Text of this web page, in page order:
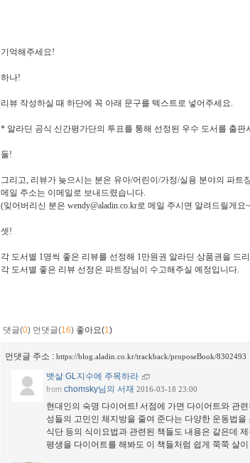
기억해주세요!
하나!
리뷰 작성하실 때 하단에 꼭 아래 문구를 텍스트로 넣어주세요.
* 알라딘 공식 신간평가단의 투표를 통해 선정된 우수 도서를 출판
둘!
그리고, 리뷰가 늦으시는 분은 유아/어린이/가정/실용 분야의 파트
메일 주소는 이메일로 보내드렸습니다.
(잊어버리신 분은 wendy@aladin.co.kr로 메일 주시면 알려드릴게요
셋!
각 도서별 1명씩 좋은 리뷰를 선정해 1만원권 알라딘 상품권을 드
각 도서별 좋은 리뷰 선정은 파트장님이 수고해주실 예정입니다.
댓글(0) 먼댓글(16) 좋아요(1)
먼댓글 주소 : https://blog.aladin.co.kr/trackback/proposeBook/8302493
뱃살 GL지수에 주목하라
from chomsky님의 서재 2016-03-18 23:00
현대인의 숙명 다이어트! 서점에 가면 다이어트와 관
성들의 고민인 체지방을 줄여 준다는 다양한 운동법
식단 등의 식이요법과 관련된 책들도 내용은 같은데
평생을 다이어트를 해봐도 이 책들처럼 쉽게 쭉쭉 살